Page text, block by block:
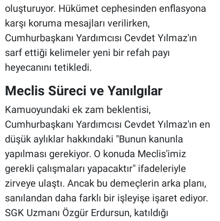
oluşturuyor. Hükümet cephesinden enflasyona
karşı koruma mesajları verilirken,
Cumhurbaşkanı Yardımcısı Cevdet Yılmaz'ın
sarf ettiği kelimeler yeni bir refah payı
heyecanını tetikledi.
Meclis Süreci ve Yanılgılar
Kamuoyundaki ek zam beklentisi,
Cumhurbaşkanı Yardımcısı Cevdet Yılmaz'ın en
düşük aylıklar hakkındaki "Bunun kanunla
yapılması gerekiyor. O konuda Meclis'imiz
gerekli çalışmaları yapacaktır" ifadeleriyle
zirveye ulaştı. Ancak bu demeçlerin arka planı,
sanılandan daha farklı bir işleyişe işaret ediyor.
SGK Uzmanı Özgür Erdursun, katıldığı